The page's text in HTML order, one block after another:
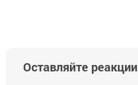
Оставляйте реакции